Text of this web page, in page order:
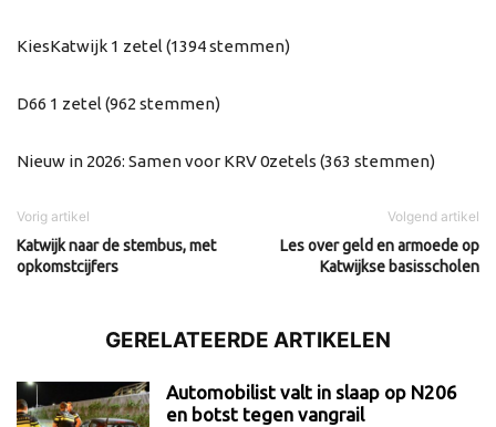
KiesKatwijk 1 zetel (1394 stemmen)
D66 1 zetel (962 stemmen)
Nieuw in 2026: Samen voor KRV 0zetels (363 stemmen)
Vorig artikel
Katwijk naar de stembus, met
opkomstcijfers
Volgend artikel
Les over geld en armoede op
Katwijkse basisscholen
GERELATEERDE ARTIKELEN
Automobilist valt in slaap op N206
en botst tegen vangrail